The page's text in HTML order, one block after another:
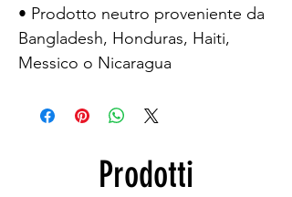
• Prodotto neutro proveniente da
Bangladesh, Honduras, Haiti,
Messico o Nicaragua
Prodotti